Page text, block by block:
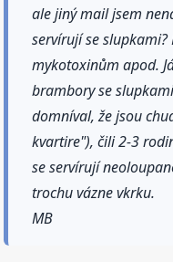
ale jiný mail jsem
servírují se slupkami?
mykotoxinům apod.
brambory se
domníval, že jsou
kvartire"), čili 2-3
se servírují
trochu vázne vkrku.
MB